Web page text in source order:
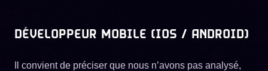
DÉVELOPPEUR MOBILE (IOS / ANDROID)
Il convient de préciser que nous n’avons pas analysé,